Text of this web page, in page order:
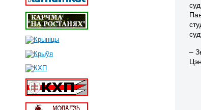
–